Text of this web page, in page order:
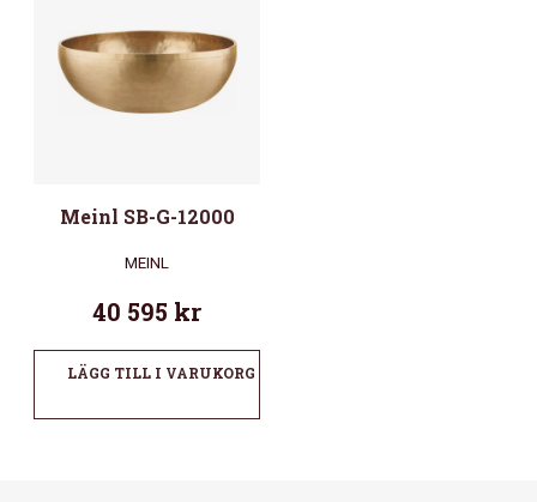
Meinl SB-G-12000
MEINL
40 595 kr
LÄGG TILL I VARUKORG